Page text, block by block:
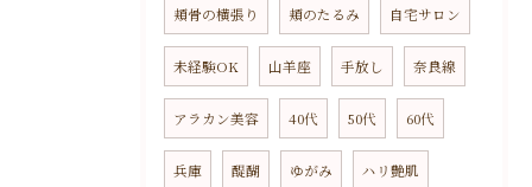
頬骨の横張り 頬のたるみ 自宅サロン
未経験OK 山羊座 手放し 奈良線
アラカン美容 40代 50代 60代
兵庫 醍醐 ゆがみ ハリ艶肌